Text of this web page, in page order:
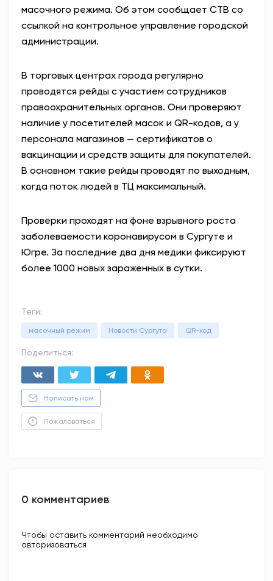
масочного режима. Об этом сообщает СТВ со
ссылкой на контрольное управление городской
администрации.
В торговых центрах города регулярно
проводятся рейды с участием сотрудников
правоохранительных органов. Они проверяют
наличие у посетителей масок и QR-кодов, а у
персонала магазинов — сертификатов о
вакцинации и средств защиты для покупателей.
В основном такие рейды проводят по выходным,
когда поток людей в ТЦ максимальный.
Проверки проходят на фоне взрывного роста
заболеваемости коронавирусом в Сургуте и
Югре. За последние два дня медики фиксируют
более 1000 новых зараженных в сутки.
Теги:
масочный режим Новости Сургута QR-код
Поделиться:
Написать нам
Пожаловаться
0 комментариев
Чтобы оставить комментарий необходимо
авторизоваться